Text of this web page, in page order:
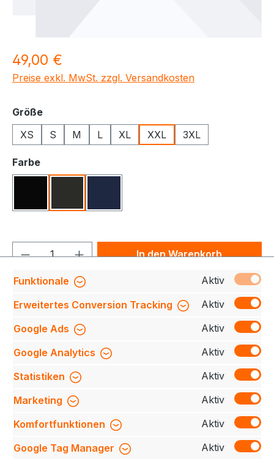
Regulärer Preis:
49,00 €
Preise exkl. MwSt. zzgl. Versandkosten
Größeauswählen
XS
S M L XL XXL 3XL
Farbeauswählen
Produkt Anzahl: Gib denIn den Warenkorb
Funktionelle, sportiv geschnittene
Jacke mit Zweinaht-Verarbeitung an der Kapuze.
Frontreißverschluss mit Reißverschlussgar…Mehr
Bewertungen
Service-Hotline
Funktionale
Aktiv
Erweitertes Conversion Tracking
Aktiv
Google Ads
Aktiv
Google Analytics
Aktiv
Statistiken
Aktiv
Marketing
Aktiv
Komfortfunktionen
Aktiv
Google Tag Manager
Aktiv